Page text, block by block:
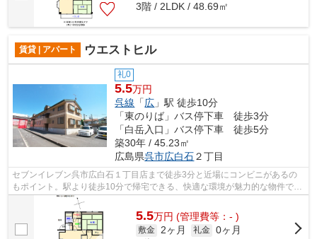
3階 / 2LDK / 48.69㎡
賃貸 | アパート ウエストヒル
礼0
5.5万円
呉線 「広 」駅 徒歩10分
「東のりば」バス停下車 徒歩3分
「白岳入口」バス停下車 徒歩5分
築30年 / 45.23㎡
広島県呉市広白石２丁目
セブンイレブン呉市広白石１丁目店まで徒歩3分と近場にコンビニがあるの
もポイント。駅より徒歩10分で帰宅できる、快適な環境が魅力的な物件で
す。呉市や呉線広付近で、お客様のこだわ...
5.5万円 (管理費等：- )
敷金 2ヶ月 礼金 0ヶ月